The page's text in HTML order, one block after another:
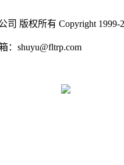
版权所有 Copyright 1999-
：shuyu@fltrp.com